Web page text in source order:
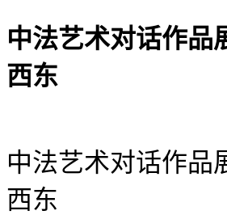
中法艺术对话作
西东
中法艺术对话作
西东